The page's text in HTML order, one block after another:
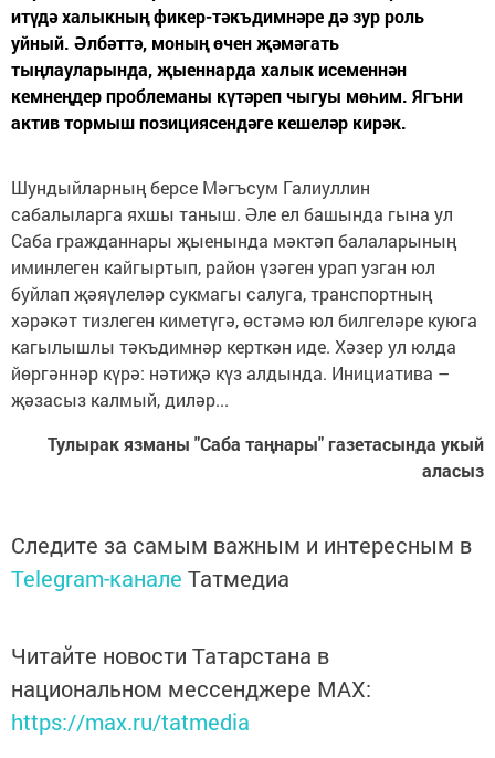
итүдә халыкның фикер-тәкъдимнәре дә зур роль
уйный. Әлбәттә, моның өчен җәмәгать
тыңлауларында, җыеннарда халык исеменнән
кемнеңдер проблеманы күтәреп чыгуы мөһим. Ягъни
актив тормыш позициясендәге кешеләр кирәк.
Шундыйларның берсе Мәгъсум Галиуллин
сабалыларга яхшы таныш. Әле ел башында гына ул
Саба гражданнары җыенында мәктәп балаларының
иминлеген кайгыртып, район үзәген урап узган юл
буйлап җәяүлеләр сукмагы салуга, транспортның
хәрәкәт тизлеген киметүгә, өстәмә юл билгеләре куюга
кагылышлы тәкъдимнәр керткән иде. Хәзер ул юлда
йөргәннәр күрә: нәтиҗә күз алдында. Инициатива –
җәзасыз калмый, диләр...
Тулырак язманы "Саба таңнары" газетасында укый
аласыз
Следите за самым важным и интересным в
Telegram-канале Татмедиа
Читайте новости Татарстана в
национальном мессенджере MАХ:
https://max.ru/tatmedia